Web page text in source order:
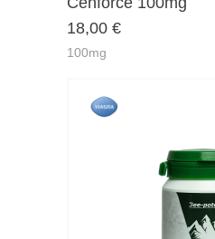
18,00 €
100mg